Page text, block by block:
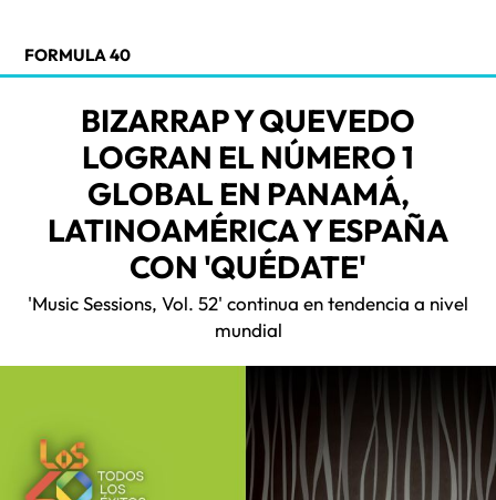
FORMULA 40
BIZARRAP Y QUEVEDO
LOGRAN EL NÚMERO 1
GLOBAL EN PANAMÁ,
LATINOAMÉRICA Y ESPAÑA
CON 'QUÉDATE'
'Music Sessions, Vol. 52' continua en tendencia a nivel
mundial